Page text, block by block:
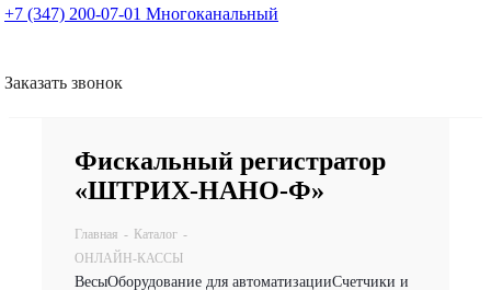
+7 (347) 200-07-01 Многоканальный
Заказать звонок
Фискальный регистратор
«ШТРИХ-НАНО-Ф»
Главная - Каталог -
ОНЛАЙН-КАССЫ
ВесыОборудование для автоматизацииСчетчики и